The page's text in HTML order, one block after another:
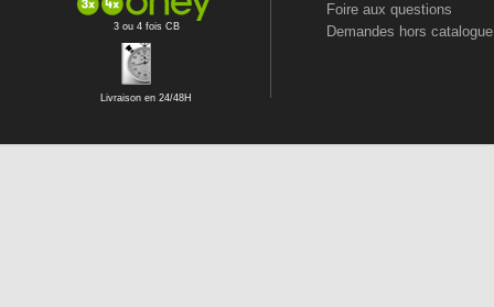
3 ou 4 fois CB
Livraison en 24/48H
Foire aux questions
Demandes hors catalogue